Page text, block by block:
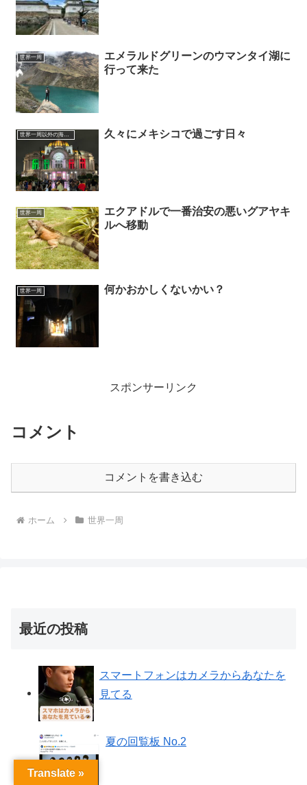
世界一周
エメラルドグリーンのウマンタイ湖に
行って来た
世界一周以外の海外旅行記 久々にメキシコで過ごす日々
世界一周
エクアドルで一番治安の悪いグアヤキ
ルへ移動
世界一周 何かおかしくないかい？
スポンサーリンク
コメント
コメントを書き込む
ホーム 世界一周
最近の投稿
スマートフォンはカメラからあなたを
見てる
夏の回覧板 No.2
Translate »